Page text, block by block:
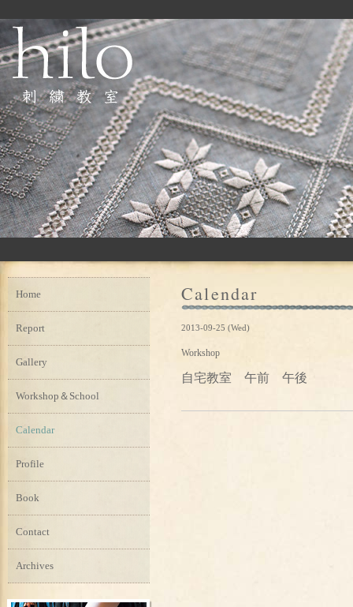
Calendar
2013-09-25 (Wed)
Workshop
自宅教室 午前 午後
Home
Report
Gallery
Workshop＆School
Calendar
Profile
Book
Contact
Archives